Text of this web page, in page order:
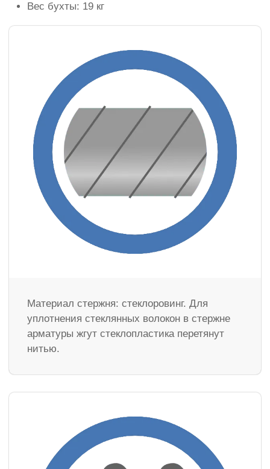
Вес бухты: 19 кг
Материал стержня: стеклоровинг. Для
уплотнения стеклянных волокон в стержне
арматуры жгут стеклопластика перетянут
нитью.